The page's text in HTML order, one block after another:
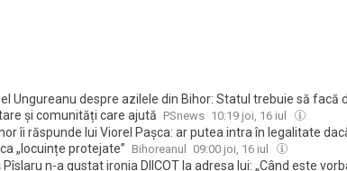
Ungureanu despre azilele din Bihor: Statul trebuie să facă
și comunități care ajută PSnews 10:19 joi, 16 iul
îi răspunde lui Viorel Pașca: ar putea intra în legalitate
„locuințe protejate”
Bihoreanul 09:00 joi, 16 iul
Pîslaru n-a gustat ironia DIICOT la adresa lui: „Când este